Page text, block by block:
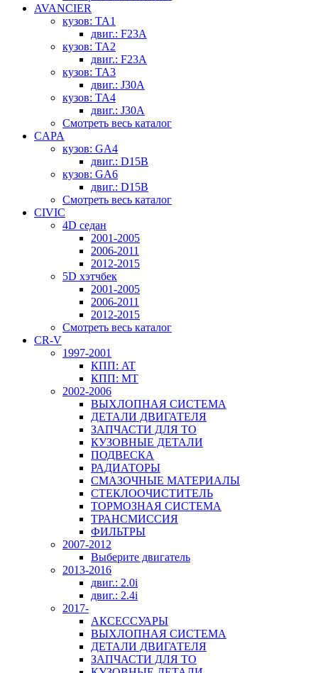
AVANCIER
кузов: TA1
двиг.: F23A
кузов: TA2
двиг.: F23A
кузов: TA3
двиг.: J30A
кузов: TA4
двиг.: J30A
Смотреть весь каталог
CAPA
кузов: GA4
двиг.: D15B
кузов: GA6
двиг.: D15B
Смотреть весь каталог
CIVIC
4D седан
2001-2005
2006-2011
2012-2015
5D хэтчбек
2001-2005
2006-2011
2012-2015
Смотреть весь каталог
CR-V
1997-2001
КПП: AT
КПП: MT
2002-2006
ВЫХЛОПНАЯ СИСТЕМА
ДЕТАЛИ ДВИГАТЕЛЯ
ЗАПЧАСТИ ДЛЯ ТО
КУЗОВНЫЕ ДЕТАЛИ
ПОДВЕСКА
РАДИАТОРЫ
СМАЗОЧНЫЕ МАТЕРИАЛЫ
СТЕКЛООЧИСТИТЕЛЬ
ТОРМОЗНАЯ СИСТЕМА
ТРАНСМИССИЯ
ФИЛЬТРЫ
2007-2012
Выберите двигатель
2013-2016
двиг.: 2.0i
двиг.: 2.4i
2017-
АКСЕССУАРЫ
ВЫХЛОПНАЯ СИСТЕМА
ДЕТАЛИ ДВИГАТЕЛЯ
ЗАПЧАСТИ ДЛЯ ТО